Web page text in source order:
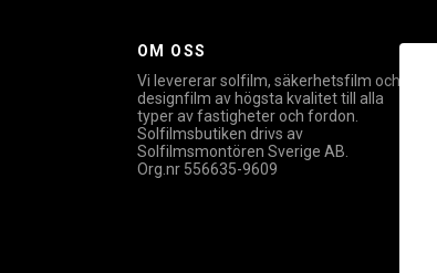
OM OSS
Vi levererar solfilm, säkerhetsfilm och
designfilm av högsta kvalitet till alla
typer av fastigheter och fordon.
Solfilmsbutiken drivs av
Solfilmsmontören Sverige AB.
Org.nr 556635-9609